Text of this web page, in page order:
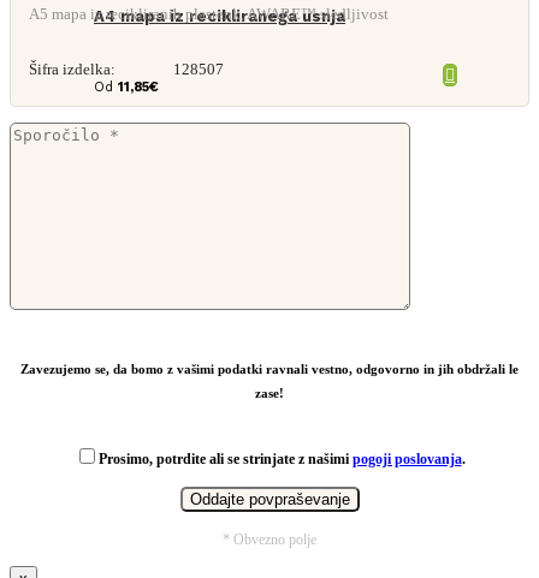
A4 mapa iz recikliranega usnja
Od 11,85€
A5 mapa iz recikliranih plastenk, AWARE™ sledljivost
Šifra izdelka: 128507
Zavezujemo se, da bomo z vašimi podatki ravnali vestno, odgovorno in jih obdržali le
zase!
Prosimo, potrdite ali se strinjate z našimi pogoji poslovanja.
* Obvezno polje